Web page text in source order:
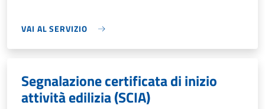
VAI AL SERVIZIO
Segnalazione certificata di inizio
attività edilizia (SCIA)